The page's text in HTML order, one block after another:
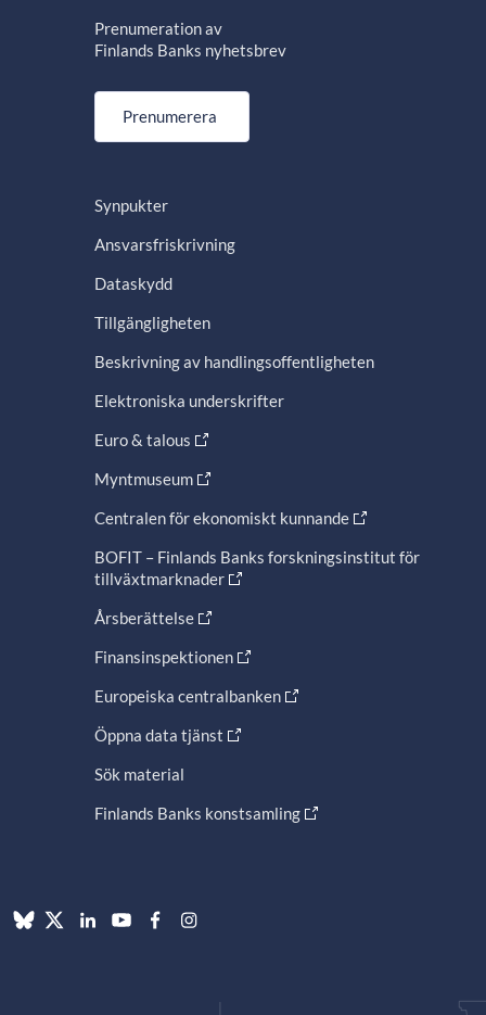
Prenumeration av
Finlands Banks nyhetsbrev
Prenumerera
Synpukter
Ansvarsfriskrivning
Dataskydd
Tillgängligheten
Beskrivning av handlingsoffentligheten
Elektroniska underskrifter
Euro & talous
Myntmuseum
Centralen för ekonomiskt kunnande
BOFIT – Finlands Banks forskningsinstitut för
tillväxtmarknader
Årsberättelse
Finansinspektionen
Europeiska centralbanken
Öppna data tjänst
Sök material
Finlands Banks konstsamling